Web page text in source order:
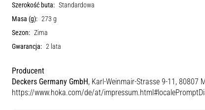
Szerokość buta: Standardowa
Masa (g): 273 g
Sezon: Zima
Gwarancja: 2 lata
Producent
Deckers Germany GmbH, Karl-Weinmair-Strasse 9-11, 80807
https://www.hoka.com/de/at/